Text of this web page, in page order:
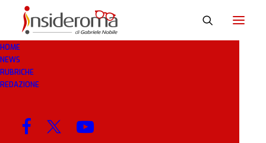
HOME
NEWS
RUBRICHE
REDAZIONE
PORTARCELO
MENU